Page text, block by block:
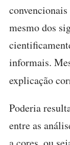
mesmo dos
informais.
explicação
Poderia
entre as